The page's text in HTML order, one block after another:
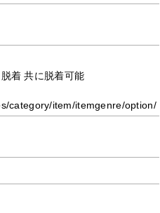
着 共に脱着可能
category/item/itemgenre/option/